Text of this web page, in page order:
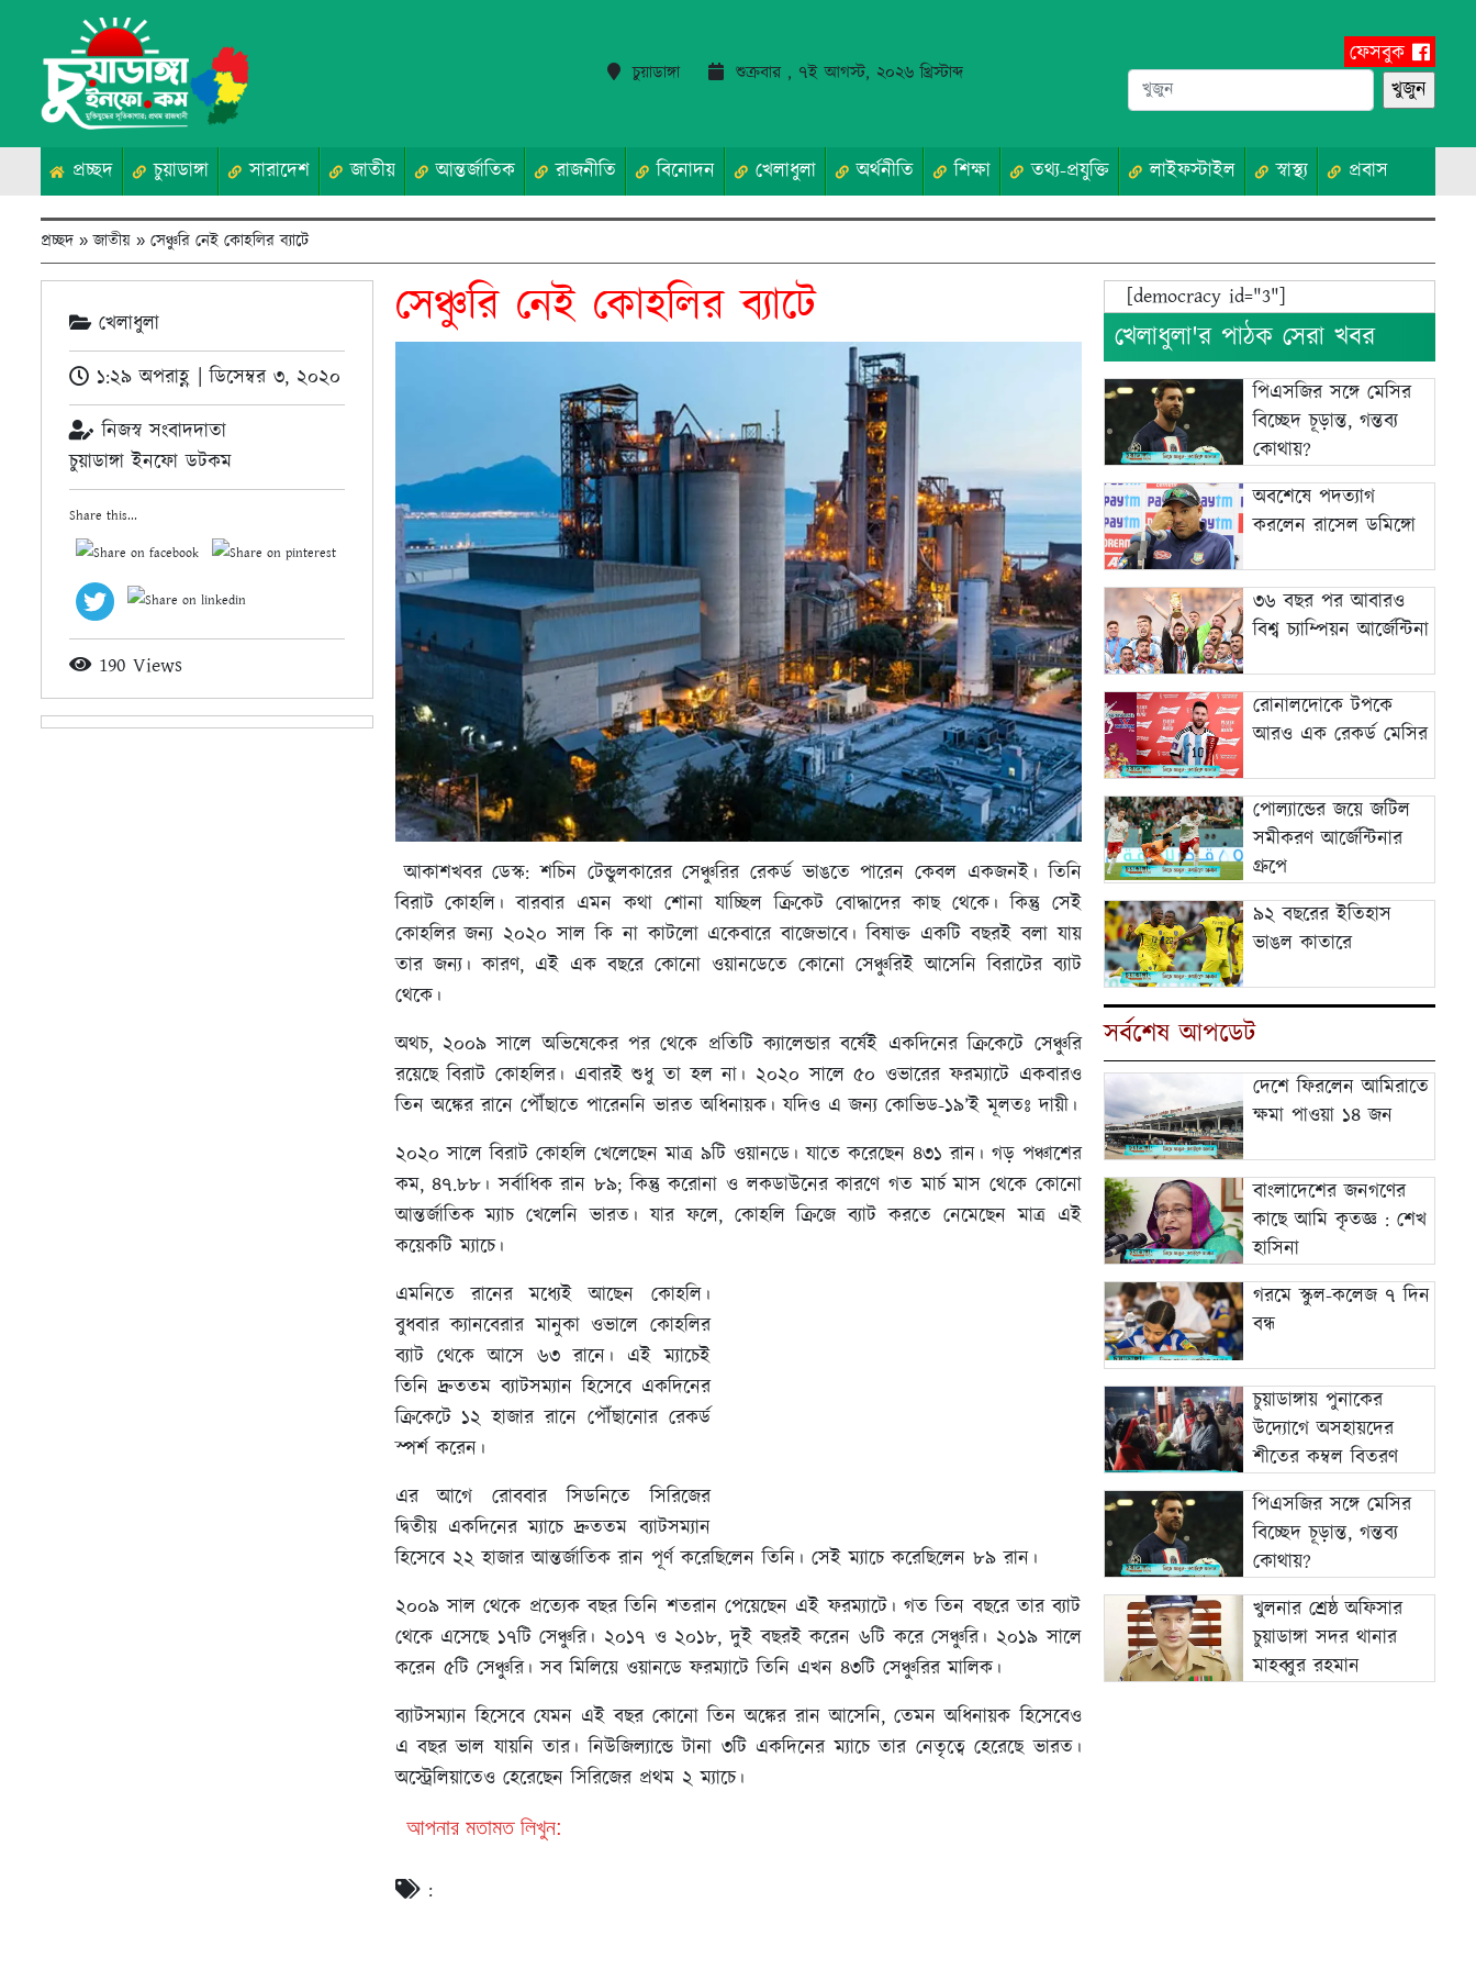
চুয়াডাঙ্গা শুক্রবার , ৭ই আগস্ট, ২০২৬ খ্রিস্টাব্দ
ফেসবুক
প্রচ্ছদ চুয়াডাঙ্গা সারাদেশ জাতীয় আন্তর্জাতিক রাজনীতি বিনোদন খেলাধুলা অর্থনীতি শিক্ষা তথ্য-প্রযুক্তি লাইফস্টাইল স্বাস্থ্য প্রবাস
প্রচ্ছদ »জাতীয় » সেঞ্চুরি নেই কোহলির ব্যাটে
খেলাধুলা
১:২৯ অপরাহ্ণ | ডিসেম্বর ৩, ২০২০
নিজস্ব সংবাদদাতা
চুয়াডাঙ্গা ইনফো ডটকম
Share this...
190 Views
সেঞ্চুরি নেই কোহলির ব্যাটে
আকাশখবর ডেস্ক: শচিন টেন্ডুলকারের সেঞ্চুরির রেকর্ড ভাঙতে পারেন কেবল একজনই। তিনি
বিরাট কোহলি। বারবার এমন কথা শোনা যাচ্ছিল ক্রিকেট বোদ্ধাদের কাছ থেকে। কিন্তু সেই
কোহলির জন্য ২০২০ সাল কি না কাটলো একেবারে বাজেভাবে। বিষাক্ত একটি বছরই বলা যায়
তার জন্য। কারণ, এই এক বছরে কোনো ওয়ানডেতে কোনো সেঞ্চুরিই আসেনি বিরাটের ব্যাট
থেকে।
অথচ, ২০০৯ সালে অভিষেকের পর থেকে প্রতিটি ক্যালেন্ডার বর্ষেই একদিনের ক্রিকেটে সেঞ্চুরি
রয়েছে বিরাট কোহলির। এবারই শুধু তা হল না। ২০২০ সালে ৫০ ওভারের ফরম্যাটে একবারও
তিন অঙ্কের রানে পৌঁছাতে পারেননি ভারত অধিনায়ক। যদিও এ জন্য কোভিড-১৯’ই মূলতঃ দায়ী।
২০২০ সালে বিরাট কোহলি খেলেছেন মাত্র ৯টি ওয়ানডে। যাতে করেছেন ৪৩১ রান। গড় পঞ্চাশের
কম, ৪৭.৮৮। সর্বাধিক রান ৮৯; কিন্তু করোনা ও লকডাউনের কারণে গত মার্চ মাস থেকে কোনো
আন্তর্জাতিক ম্যাচ খেলেনি ভারত। যার ফলে, কোহলি ক্রিজে ব্যাট করতে নেমেছেন মাত্র এই
কয়েকটি ম্যাচে।
এমনিতে রানের মধ্যেই আছেন কোহলি।
বুধবার ক্যানবেরার মানুকা ওভালে কোহলির
ব্যাট থেকে আসে ৬৩ রানে। এই ম্যাচেই
তিনি দ্রুততম ব্যাটসম্যান হিসেবে একদিনের
ক্রিকেটে ১২ হাজার রানে পৌঁছানোর রেকর্ড
স্পর্শ করেন।
এর আগে রোববার সিডনিতে সিরিজের
দ্বিতীয় একদিনের ম্যাচে দ্রুততম ব্যাটসম্যান
হিসেবে ২২ হাজার আন্তর্জাতিক রান পূর্ণ করেছিলেন তিনি। সেই ম্যাচে করেছিলেন ৮৯ রান।
২০০৯ সাল থেকে প্রত্যেক বছর তিনি শতরান পেয়েছেন এই ফরম্যাটে। গত তিন বছরে তার ব্যাট
থেকে এসেছে ১৭টি সেঞ্চুরি। ২০১৭ ও ২০১৮, দুই বছরই করেন ৬টি করে সেঞ্চুরি। ২০১৯ সালে
করেন ৫টি সেঞ্চুরি। সব মিলিয়ে ওয়ানডে ফরম্যাটে তিনি এখন ৪৩টি সেঞ্চুরির মালিক।
ব্যাটসম্যান হিসেবে যেমন এই বছর কোনো তিন অঙ্কের রান আসেনি, তেমন অধিনায়ক হিসেবেও
এ বছর ভাল যায়নি তার। নিউজিল্যান্ডে টানা ৩টি একদিনের ম্যাচে তার নেতৃত্বে হেরেছে ভারত।
অস্ট্রেলিয়াতেও হেরেছেন সিরিজের প্রথম ২ ম্যাচে।
আপনার মতামত লিখুন:
:
[democracy id="3"]
খেলাধুলা'র পাঠক সেরা খবর
পিএসজির সঙ্গে মেসির
বিচ্ছেদ চূড়ান্ত, গন্তব্য
কোথায়?
অবশেষে পদত্যাগ
করলেন রাসেল ডমিঙ্গো
৩৬ বছর পর আবারও
বিশ্ব চ্যাম্পিয়ন আর্জেন্টিনা
রোনালদোকে টপকে
আরও এক রেকর্ড মেসির
পোল্যান্ডের জয়ে জটিল
সমীকরণ আর্জেন্টিনার
গ্রুপে
৯২ বছরের ইতিহাস
ভাঙল কাতারে
সর্বশেষ আপডেট
দেশে ফিরলেন আমিরাতে
ক্ষমা পাওয়া ১৪ জন
বাংলাদেশের জনগণের
কাছে আমি কৃতজ্ঞ : শেখ
হাসিনা
গরমে স্কুল-কলেজ ৭ দিন
বন্ধ
চুয়াডাঙ্গায় পুনাকের
উদ্যোগে অসহায়দের
শীতের কম্বল বিতরণ
পিএসজির সঙ্গে মেসির
বিচ্ছেদ চূড়ান্ত, গন্তব্য
কোথায়?
খুলনার শ্রেষ্ঠ অফিসার
চুয়াডাঙ্গা সদর থানার
মাহব্বুর রহমান